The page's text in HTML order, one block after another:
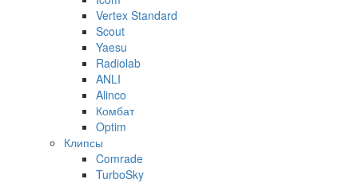
Vertex Standard
Scout
Yaesu
Radiolab
ANLI
Alinco
Комбат
Optim
Клипсы
Comrade
TurboSky